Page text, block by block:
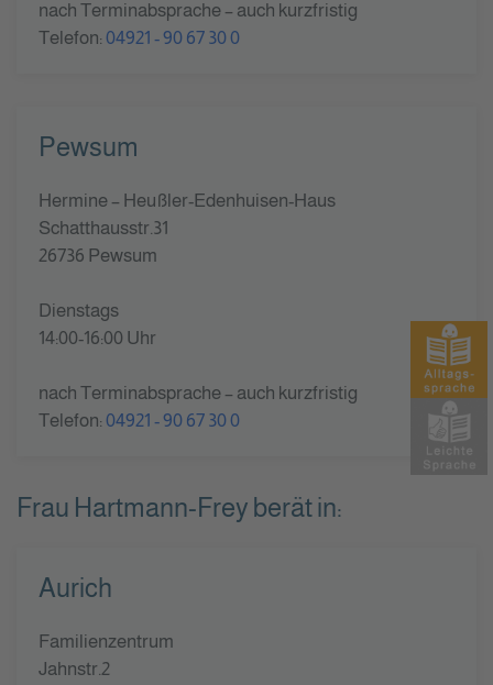
nach Terminabsprache – auch kurzfristig
Telefon: 04921 - 90 67 30 0
Pewsum
Hermine – Heußler-Edenhuisen-Haus
Schatthausstr.31
26736 Pewsum
Dienstags
14:00-16:00 Uhr
nach Terminabsprache – auch kurzfristig
Telefon: 04921 - 90 67 30 0
Frau Hartmann-Frey berät in:
Aurich
Familienzentrum
Jahnstr.2